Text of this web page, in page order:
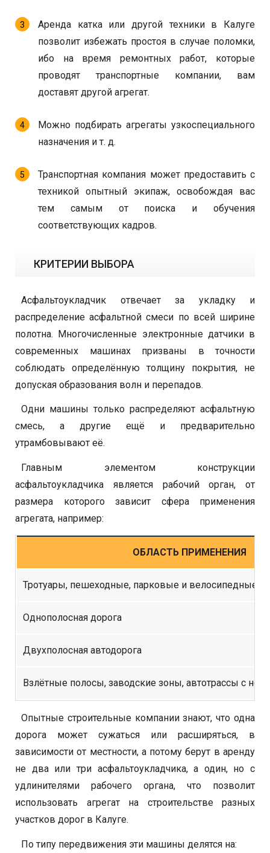
Аренда катка или другой техники в Калуге
позволит избежать простоя в случае поломки,
ибо на время ремонтных работ, которые
проводят транспортные компании, вам
доставят другой агрегат.
Можно подбирать агрегаты узкоспециального
назначения и т. д.
Транспортная компания может предоставить с
техникой опытный экипаж, освобождая вас
тем самым от поиска и обучения
соответствующих кадров.
КРИТЕРИИ ВЫБОРА
Асфальтоукладчик отвечает за укладку и
распределение асфальтной смеси по всей ширине
полотна. Многочисленные электронные датчики в
современных машинах призваны в точности
соблюдать определённую толщину покрытия, не
допуская образования волн и перепадов.
Одни машины только распределяют асфальтную
смесь, а другие ещё и предварительно
утрамбовывают её.
Главным элементом конструкции
асфальтоукладчика является рабочий орган, от
размера которого зависит сфера применения
агрегата, например:
ОБЛАСТЬ ПРИМЕНЕНИЯ
Тротуары, пешеходные, парковые и велосипедные
Однополосная дорога
Двухполосная автодорога
Взлётные полосы, заводские зоны, автотрассы с
Опытные строительные компании знают, что одна
дорога может сужаться или расширяться, в
зависимости от местности, а потому берут в аренду
не два или три асфальтоукладчика, а один, но с
удлинителями рабочего органа, что позволит
использовать агрегат на строительстве разных
участков дорог в Калуге.
По типу передвижения эти машины делятся на: